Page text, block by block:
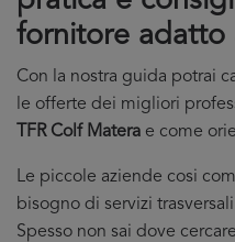
fornitore adatto
Con la nostra guida potrai
le offerte dei migliori
TFR Colf Matera e come
Le piccole aziende cosi
bisogno di servizi
Spesso non sai dove